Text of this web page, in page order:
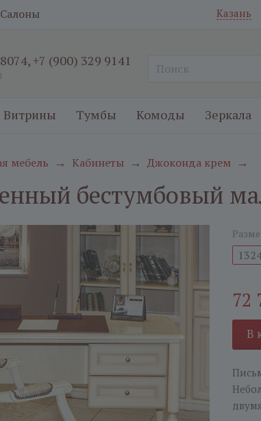
Салоны Казань
,+7 (900) 329 9141
Витрины Тумбы Комоды Зеркала
мебель → Кабинеты → Джоконда крем →
бестумбовый
72
В